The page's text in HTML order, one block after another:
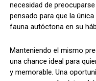
necesidad de
pensado para que la
fauna autóctona en su
Manteniendo el mismo
una chance ideal para
y memorable. Una